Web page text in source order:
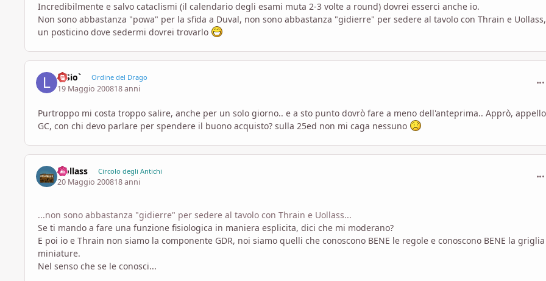
Incredibilmente e salvo cataclismi (il calendario degli esami muta 2-3 volte a round) dovrei esserci anche io.
Non sono abbastanza "powa" per la sfida a Duval, non sono abbastanza "gidierre" per sedere al tavolo con Thrain e
un posticino dove sedermi dovrei trovarlo
luSio` Ordine del Drago
19 Maggio 200818 anni
Purtroppo mi costa troppo salire, anche per un solo giorno.. e a sto punto dovrò fare a meno dell'anteprima.. Apprò,
GC, con chi devo parlare per spendere il buono acquisto? sulla 25ed non mi caga nessuno
Uollass Circolo degli Antichi
20 Maggio 200818 anni
...non sono abbastanza "gidierre" per sedere al tavolo con Thrain e Uollass...
Se ti mando a fare una funzione fisiologica in maniera esplicita, dici che mi moderano?
E poi io e Thrain non siamo la componente GDR, noi siamo quelli che conoscono BENE le regole e conoscono BENE la
miniature.
Nel senso che se le conosci...